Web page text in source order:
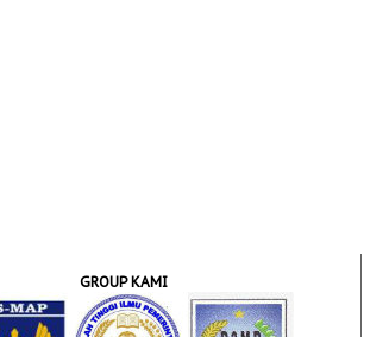
GROUP KAMI